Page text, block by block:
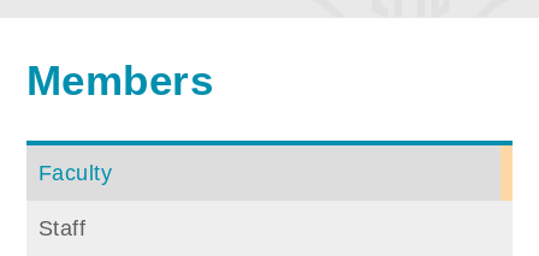
Members
Faculty
Staff